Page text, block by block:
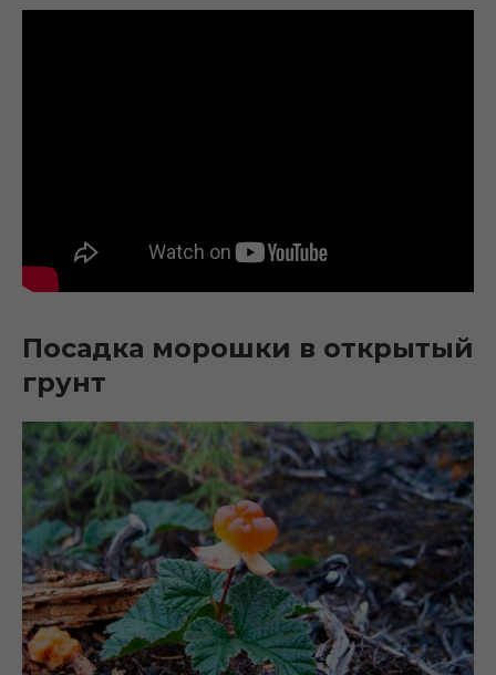
Посадка морошки в открытый
грунт